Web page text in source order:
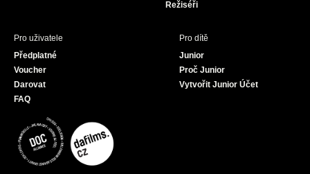
Režiséři
Pro uživatele
Předplatné
Voucher
Darovat
FAQ
Pro dítě
Junior
Proč Junior
Vytvořit Junior Účet